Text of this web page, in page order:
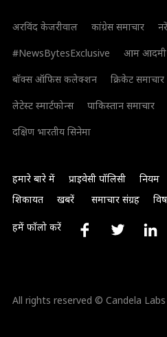
अरविंद केजरीवाल कांग्रेस समाचार
#NewsBytesExclusive
आम आदमी
बॉक्स ऑफिस कलेक्शन
क्रिकेट समाचार
लेटेस्ट स्मार्टफोन्स
पाकिस्तान समाचार
दक्षिण भारतीय सिनेमा
हमारे बारे में प्राइवेसी पॉलिसी नियम
शिकायत
खबरें समाचार संग्रह
हमें फॉलो करें
All rights reserved © Candela